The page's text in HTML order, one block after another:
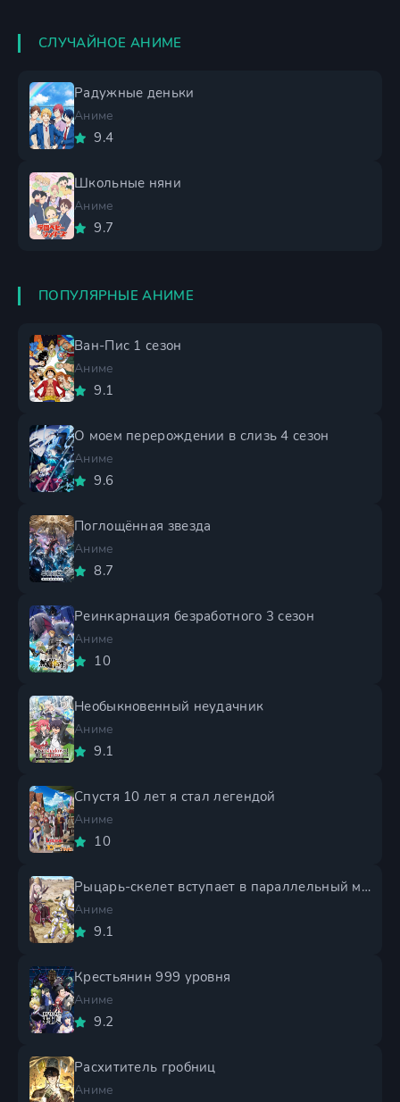
СЛУЧАЙНОЕ АНИМЕ
Радужные деньки
Аниме
9.4
Школьные няни
Аниме
9.7
ПОПУЛЯРНЫЕ АНИМЕ
Ван-Пис 1 сезон
Аниме
9.1
О моем перерождении в слизь 4 сезон
Аниме
9.6
Поглощённая звезда
Аниме
8.7
Реинкарнация безработного 3 сезон
Аниме
10
Необыкновенный неудачник
Аниме
9.1
Спустя 10 лет я стал легендой
Аниме
10
Рыцарь-скелет вступает в параллельный мир 2 сезон
Аниме
9.1
Крестьянин 999 уровня
Аниме
9.2
Расхититель гробниц
Аниме